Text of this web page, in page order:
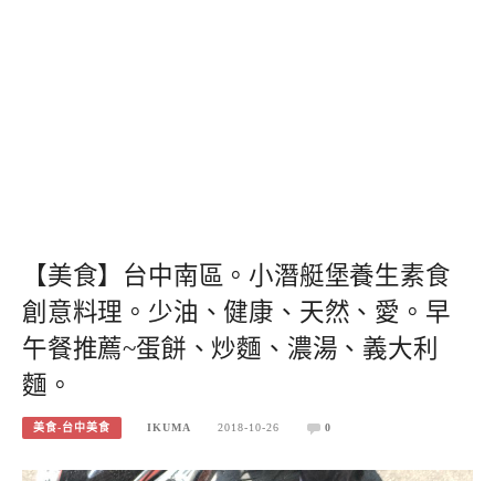
【美食】台中南區。小潛艇堡養生素食
創意料理。少油、健康、天然、愛。早
午餐推薦~蛋餅、炒麵、濃湯、義大利
麵。
美食-台中美食 IKUMA 2018-10-26 0